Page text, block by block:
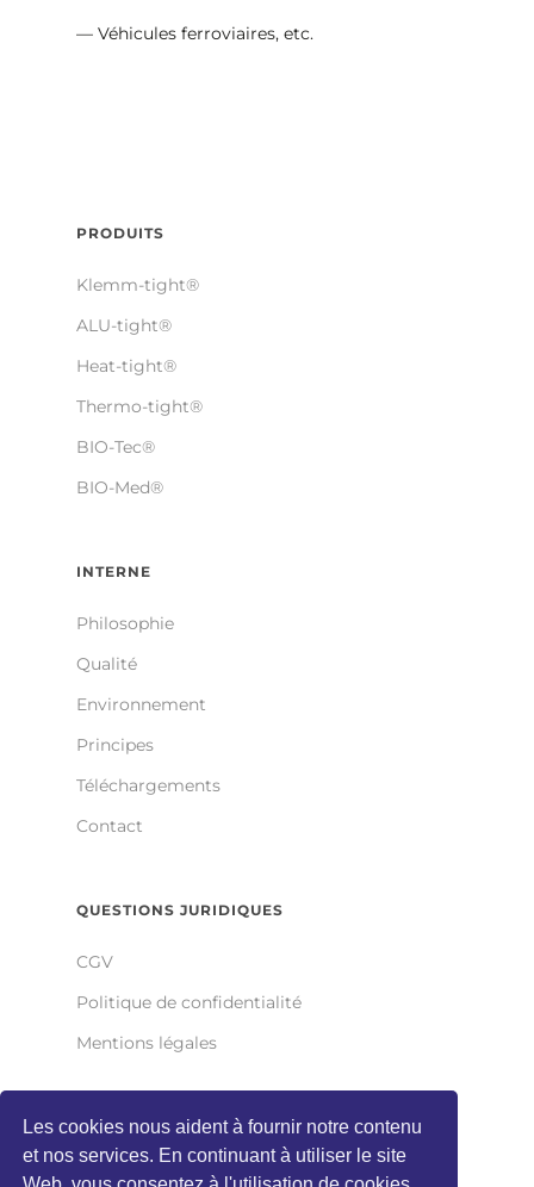
Les cookies nous aident à fournir notre contenu
et nos services. En continuant à utiliser le site
— Véhicules ferroviaires, etc.
PRODUITS
Klemm-tight®
ALU-tight®
Heat-tight®
Thermo-tight®
BIO-Tec®
BIO-Med®
INTERNE
Philosophie
Qualité
Environnement
Principes
Téléchargements
Contact
QUESTIONS JURIDIQUES
CGV
Politique de confidentialité
Mentions légales
ALL-TIGHT GMBH
Wilhelm-Bratfisch-Straße 1